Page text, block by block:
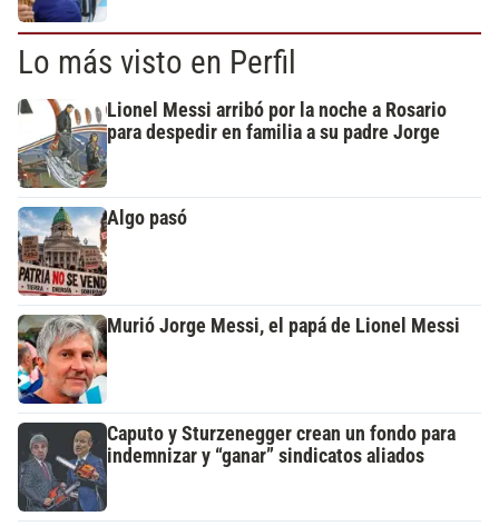
Lo más visto en Perfil
Lionel Messi arribó por la noche a Rosario
para despedir en familia a su padre Jorge
Algo pasó
Murió Jorge Messi, el papá de Lionel Messi
Caputo y Sturzenegger crean un fondo para
indemnizar y “ganar” sindicatos aliados